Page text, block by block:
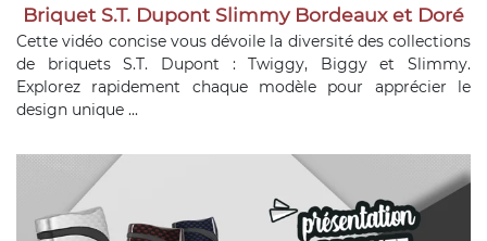
Briquet S.T. Dupont Slimmy Bordeaux et Doré
Cette vidéo concise vous dévoile la diversité des collections
de briquets S.T. Dupont : Twiggy, Biggy et Slimmy.
Explorez rapidement chaque modèle pour apprécier le
design unique ...